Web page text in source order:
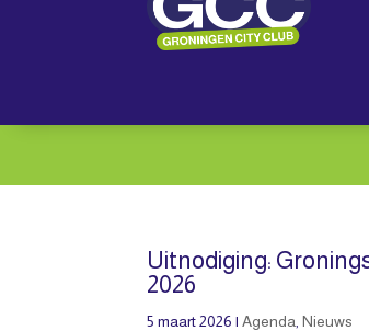
Uitnodiging:
2026
5 maart 2026 |Agenda ,Nieuws